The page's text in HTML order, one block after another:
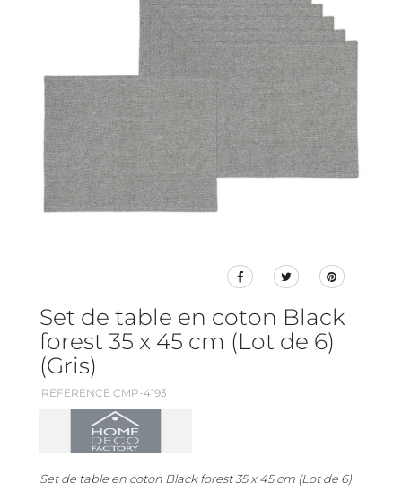
Set de table en coton Black
forest 35 x 45 cm (Lot de 6)
(Gris)
REFERENCE CMP-4193
Set de table en coton Black forest 35 x 45 cm (Lot de 6)